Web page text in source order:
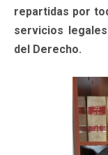
repartidas por
servicios
del Derecho.